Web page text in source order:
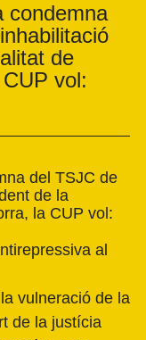
condemna
de
vol:
del TSJC de
de la
la CUP vol:
al
vulneració de la
de la justícia